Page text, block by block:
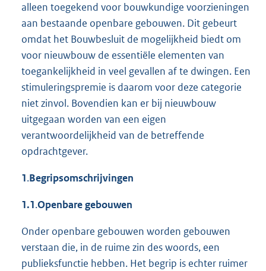
alleen toegekend voor bouwkundige voorzieningen
aan bestaande openbare gebouwen. Dit gebeurt
omdat het Bouwbesluit de mogelijkheid biedt om
voor nieuwbouw de essentiële elementen van
toegankelijkheid in veel gevallen af te dwingen. Een
stimuleringspremie is daarom voor deze categorie
niet zinvol. Bovendien kan er bij nieuwbouw
uitgegaan worden van een eigen
verantwoordelijkheid van de betreffende
opdrachtgever.
1.Begripsomschrijvingen
1.1.Openbare gebouwen
Onder openbare gebouwen worden gebouwen
verstaan die, in de ruime zin des woords, een
publieksfunctie hebben. Het begrip is echter ruimer